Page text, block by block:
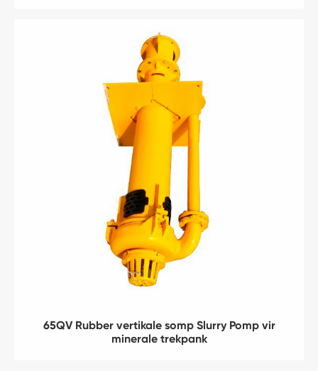
65QV Rubber vertikale somp Slurry Pomp vir
minerale trekpank